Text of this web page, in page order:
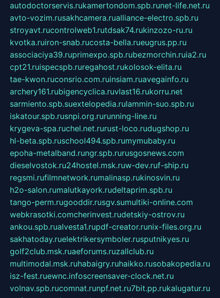
autodoctorservis.rukamertondom.spb.runet-life.net.ru
avto-vozim.rusakhcamera.rualliance-electro.spb.ru
stroyavt.rucontrolweb1.rutdsak74.rukinzozo-ru.ru
kvotka.ruiron-snab.rucosta-bella.rueugrus.pp.ru
associaciya39.ruprimexpo.spb.rubezmorchin.ruia2.ru
cpt21.ruispecspb.ruregahost.rukolosok-elita.ru
tae-kwon.ruconsrio.com.ruinsiam.ruavegainfo.ru
archery161.rubigencyclica.ruvlast16.rukorru.net
sarmiento.spb.suextelopedia.rulammin-suo.spb.ru
iskatour.spb.rusnpi.org.rurunning-line.ru
krygeva-spa.ruchel.net.rurust-loco.rudugshop.ru
hl-beta.spb.ruschool494.spb.rumymubaby.ru
epoha-metalband.rungr.spb.rurusgosnews.com
dieselvostok.ru24hostel.msk.ruw-dev.ruf-ship.ru
regsmi.rufilmnetwork.rumalinasp.rukinosvin.ru
h2o-salon.rumalutkayork.rudeltaprim.spb.ru
tango-perm.rugooddir.rusgv.sumultiki-online.com
webkrasotki.comcherinvest.rudetskiy-ostrov.ru
ankou.spb.rualvesta1.rupdf-creator.runix-files.org.ru
sakhatoday.ruelektrikersymboler.rusputnikyes.ru
golf2club.msk.ruaeforums.ruzallclub.ru
multimodal.msk.ruhabaigry.ruhaikko.rusobakopedia.ru
isz-fest.ruewnc.infoscreensaver-clock.net.ru
volnav.spb.rucomnat.runpf.net.ru7bit.pp.rukalugatur.ru